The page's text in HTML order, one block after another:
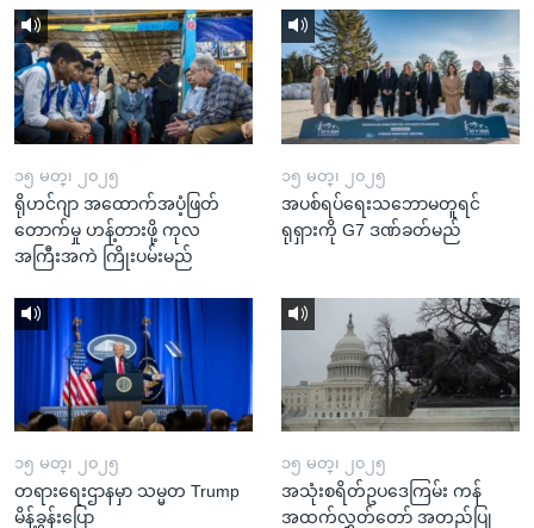
၁၅ မတ္၊ ၂၀၂၅
ရိုဟင်ဂျာ အထောက်အပံ့ဖြတ်
တောက်မှု ဟန့်တားဖို့ ကုလ
အကြီးအကဲ ကြိုးပမ်းမည်
၁၅ မတ္၊ ၂၀၂၅
အပစ်ရပ်ရေးသဘောမတူရင်
ရုရှားကို G7 ဒဏ်ခတ်မည်
၁၅ မတ္၊ ၂၀၂၅
တရားရေးဌာနမှာ သမ္မတ Trump
မိန့်ခွန်းပြော
၁၅ မတ္၊ ၂၀၂၅
အသုံးစရိတ်ဥပဒေကြမ်း ကန်
အထက်လွှတ်တော် အတည်ပြု